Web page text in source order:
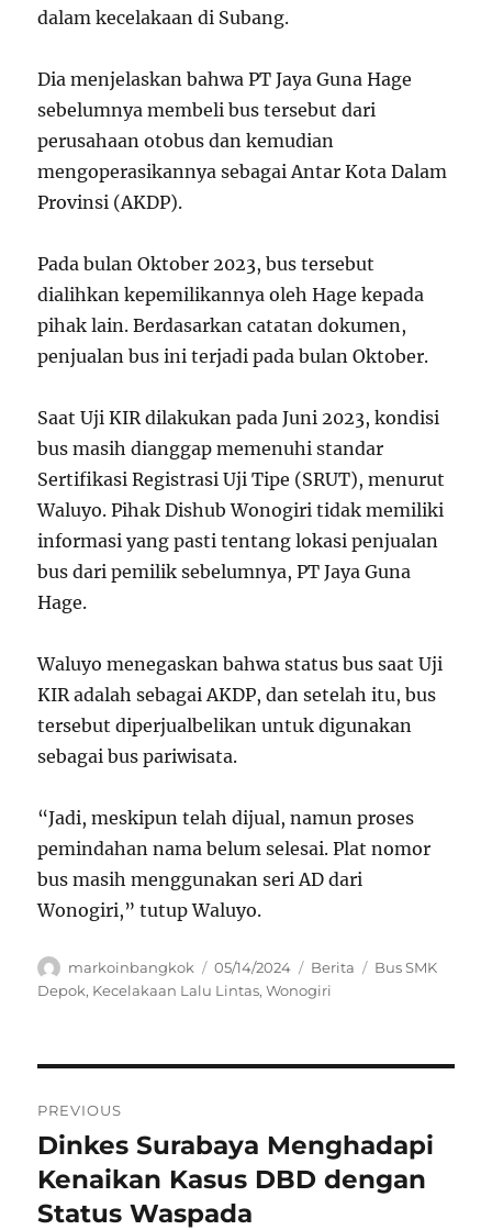
dalam kecelakaan di Subang.
Dia menjelaskan bahwa PT Jaya Guna Hage
sebelumnya membeli bus tersebut dari
perusahaan otobus dan kemudian
mengoperasikannya sebagai Antar Kota Dalam
Provinsi (AKDP).
Pada bulan Oktober 2023, bus tersebut
dialihkan kepemilikannya oleh Hage kepada
pihak lain. Berdasarkan catatan dokumen,
penjualan bus ini terjadi pada bulan Oktober.
Saat Uji KIR dilakukan pada Juni 2023, kondisi
bus masih dianggap memenuhi standar
Sertifikasi Registrasi Uji Tipe (SRUT), menurut
Waluyo. Pihak Dishub Wonogiri tidak memiliki
informasi yang pasti tentang lokasi penjualan
bus dari pemilik sebelumnya, PT Jaya Guna
Hage.
Waluyo menegaskan bahwa status bus saat Uji
KIR adalah sebagai AKDP, dan setelah itu, bus
tersebut diperjualbelikan untuk digunakan
sebagai bus pariwisata.
“Jadi, meskipun telah dijual, namun proses
pemindahan nama belum selesai. Plat nomor
bus masih menggunakan seri AD dari
Wonogiri,” tutup Waluyo.
Author
markoinbangkok
Posted
on
05/14/2024 Categories
Berita Tags
Bus SMK
Depok, Kecelakaan Lalu Lintas,Wonogiri
pos
PREVIOUS
Previous
post:
Dinkes Surabaya Menghadapi
Kenaikan Kasus DBD dengan
Status Waspada